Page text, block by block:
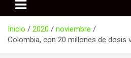
Inicio 2020
noviembre
Colombia, con 20 millones de dosis